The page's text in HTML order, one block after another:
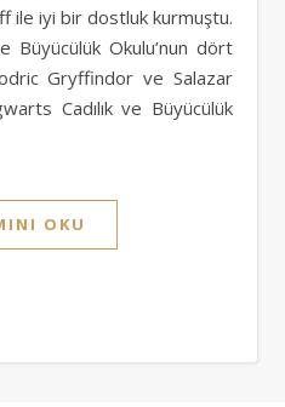
ile iyi bir dostluk kurmuştu.
Büyücülük Okulu’nun dört
Gryffindor ve Salazar
Cadılık ve Büyücülük
OKU